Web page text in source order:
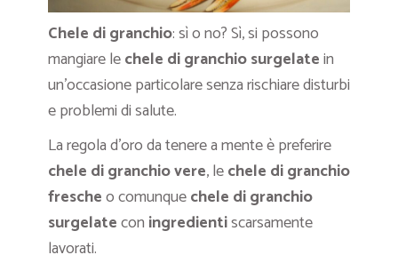
Chele di granchio: sì o no? Sì, si possono
mangiare lechele di granchio surgelatein
un’occasione particolare senza rischiare disturbi
e problemi di salute.
La regola d’oro da tenere a mente è preferire
chele di granchio vere, lechele di granchio
frescheo comunquechele di granchio
surgelatecon ingredientiscarsamente
lavorati.